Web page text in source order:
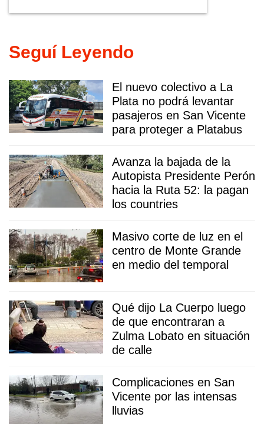
Seguí Leyendo
El nuevo colectivo a La
Plata no podrá levantar
pasajeros en San Vicente
para proteger a Platabus
Avanza la bajada de la
Autopista Presidente Perón
hacia la Ruta 52: la pagan
los countries
Masivo corte de luz en el
centro de Monte Grande
en medio del temporal
Qué dijo La Cuerpo luego
de que encontraran a
Zulma Lobato en situación
de calle
Complicaciones en San
Vicente por las intensas
lluvias